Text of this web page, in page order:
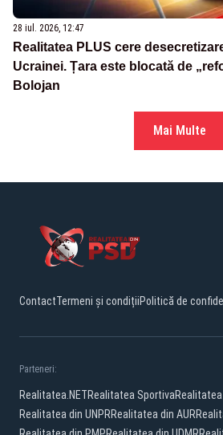
28 iul. 2026, 12:47
Realitatea PLUS cere
Ucrainei. Țara este blocată de
Bolojan
Mai Multe
ContactTermeni și condițiiPolitică de
Parteneri:
Realitatea.NETRealitatea Sportiva
Realitatea din UNPRRealitatea din AUR